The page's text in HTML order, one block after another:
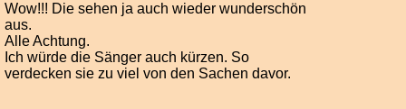
Wow!!! Die sehen ja auch wieder wunderschön
aus.
Alle Achtung.
Ich würde die Sänger auch kürzen. So
verdecken sie zu viel von den Sachen davor.